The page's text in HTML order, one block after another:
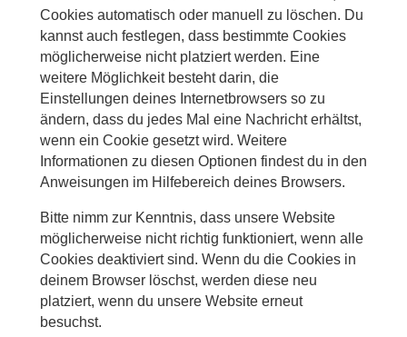
Cookies automatisch oder manuell zu löschen. Du
kannst auch festlegen, dass bestimmte Cookies
möglicherweise nicht platziert werden. Eine
weitere Möglichkeit besteht darin, die
Einstellungen deines Internetbrowsers so zu
ändern, dass du jedes Mal eine Nachricht erhältst,
wenn ein Cookie gesetzt wird. Weitere
Informationen zu diesen Optionen findest du in den
Anweisungen im Hilfebereich deines Browsers.
Bitte nimm zur Kenntnis, dass unsere Website
möglicherweise nicht richtig funktioniert, wenn alle
Cookies deaktiviert sind. Wenn du die Cookies in
deinem Browser löschst, werden diese neu
platziert, wenn du unsere Website erneut
besuchst.